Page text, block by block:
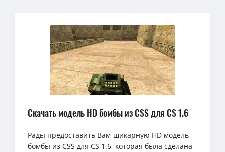
Скачать модель HD бомбы из CSS для CS 1.6
Рады предоставить Вам шикарную HD модель
бомбы из CSS для CS 1.6, которая была сделана